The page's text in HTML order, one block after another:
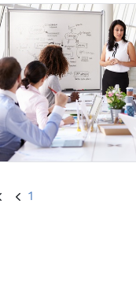
U 1